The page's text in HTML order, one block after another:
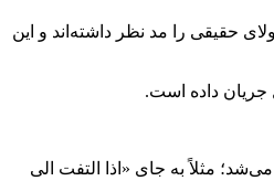
حقیقی را مد نظر داشته‌اند و این
جریان داده است.
مثلاً به جای «اذا التفت الی